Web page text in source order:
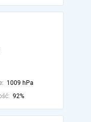
1009 hPa
92%